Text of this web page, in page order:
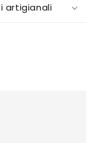
artigianali